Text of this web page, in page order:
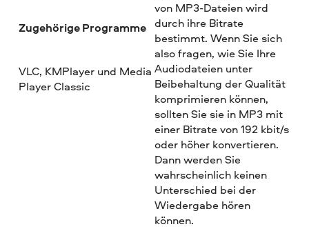
Zugehörige Programme
VLC, KMPlayer und Media
Player Classic
von MP3-Dateien wird
durch ihre Bitrate
bestimmt. Wenn Sie sich
also fragen, wie Sie Ihre
Audiodateien unter
Beibehaltung der Qualität
komprimieren können,
sollten Sie sie in MP3 mit
einer Bitrate von 192 kbit/s
oder höher konvertieren.
Dann werden Sie
wahrscheinlich keinen
Unterschied bei der
Wiedergabe hören
können.